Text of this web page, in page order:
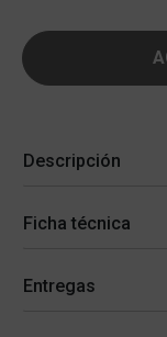
Descripción
Ficha técnica
Entregas